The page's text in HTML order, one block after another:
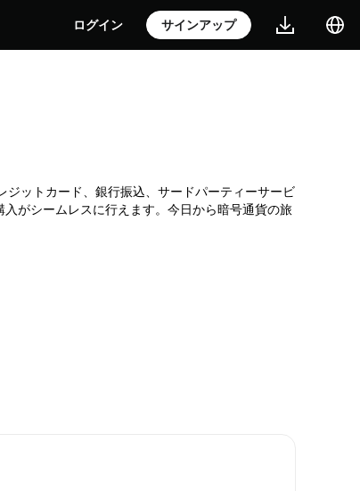
ログイン サインアップ
ットカード、銀行振込、サードパーティーサービ
がシームレスに行えます。今日から暗号通貨の旅